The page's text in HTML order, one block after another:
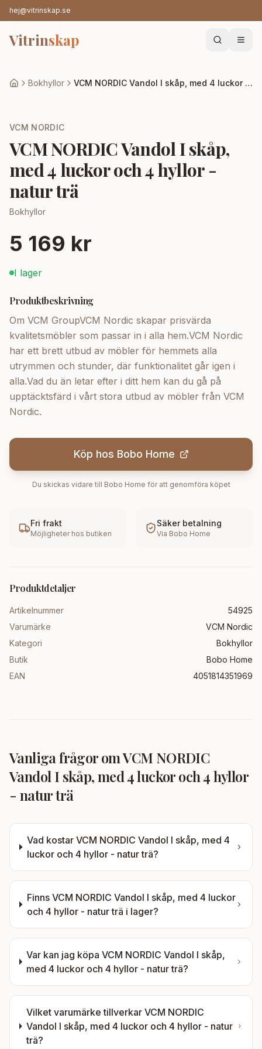
hej@vitrinskap.se
Vitrinskap
Bokhyllor VCM NORDIC Vandol I skåp, med 4 luckor och 4 hyllor - natur trä
VCM NORDIC
VCM NORDIC Vandol I skåp,
med 4 luckor och 4 hyllor -
natur trä
Bokhyllor
5 169 kr
I lager
Produktbeskrivning
Om VCM GroupVCM Nordic skapar prisvärda
kvalitetsmöbler som passar in i alla hem.VCM Nordic
har ett brett utbud av möbler för hemmets alla
utrymmen och stunder, där funktionalitet går igen i
alla.Vad du än letar efter i ditt hem kan du gå på
upptäcktsfärd i vårt stora utbud av möbler från VCM
Nordic.
Köp hos Bobo Home
Du skickas vidare till Bobo Home för att genomföra köpet
Fri frakt
Möjligheter hos butiken
Säker betalning
Via Bobo Home
Produktdetaljer
Artikelnummer
54925
Varumärke
VCM Nordic
Kategori
Bokhyllor
Butik
Bobo Home
EAN
4051814351969
Vanliga frågor omVCM NORDIC
Vandol I skåp, med 4 luckor och 4 hyllor
- natur trä
Vad kostar VCM NORDIC Vandol I skåp, med 4
luckor och 4 hyllor - natur trä?
Finns VCM NORDIC Vandol I skåp, med 4 luckor
och 4 hyllor - natur trä i lager?
Var kan jag köpaVCM NORDIC Vandol I skåp,
med 4 luckor och 4 hyllor - natur trä?
Vilket varumärke tillverkar VCM NORDIC
Vandol I skåp, med 4 luckor och 4 hyllor - natur
trä?